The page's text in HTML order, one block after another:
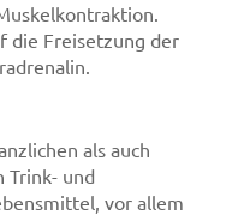
die Freisetzung der
als auch
Trink- und
vor allem